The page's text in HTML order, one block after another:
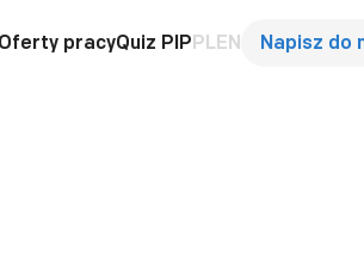
Oferty pracyQuiz PIPPLEN Napisz do